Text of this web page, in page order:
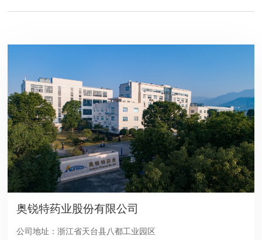
奥锐特药业股份有限公司
公司地址：浙江省天台县八都工业园区